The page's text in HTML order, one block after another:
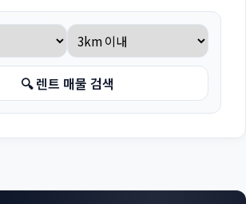
🔍 렌트 매물 검색